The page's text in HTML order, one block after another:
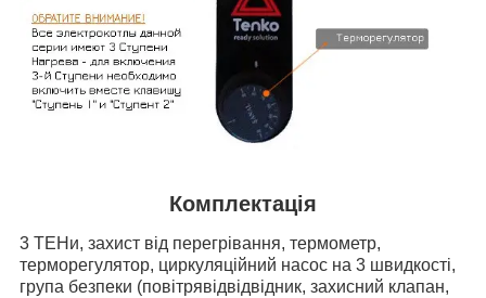
Комплектація
3 ТЕНи, захист від перегрівання, термометр,
терморегулятор, циркуляційний насос на 3 швидкості,
група безпеки (повітрявідвідвідник, захисний клапан,